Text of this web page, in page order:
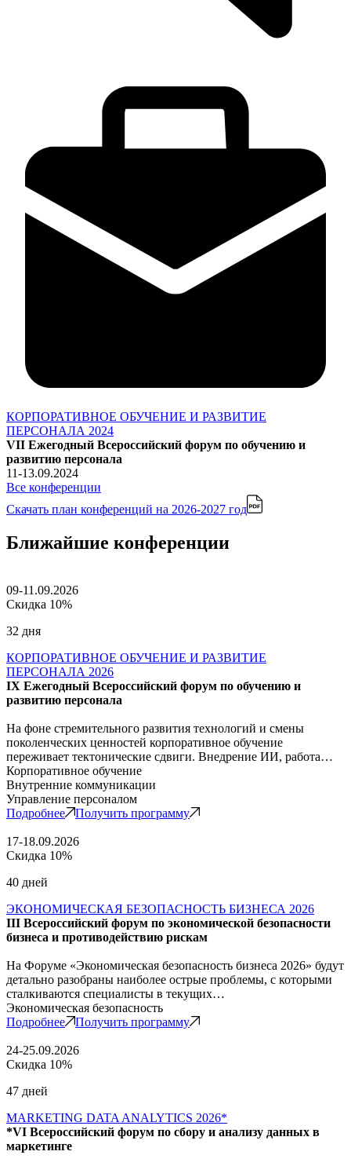
КОРПОРАТИВНОЕ ОБУЧЕНИЕ И РАЗВИТИЕ
ПЕРСОНАЛА 2024
VII Ежегодный Всероссийский форум по обучению и
развитию персонала
11-13.09.2024
Все конференции
Скачать план конференций на 2026-2027 год
Ближайшие конференции
09-11.09.2026
Скидка 10%
32 дня
КОРПОРАТИВНОЕ ОБУЧЕНИЕ И РАЗВИТИЕ
ПЕРСОНАЛА 2026
IX Ежегодный Всероссийский форум по обучению и
развитию персонала
На фоне стремительного развития технологий и смены
поколенческих ценностей корпоративное обучение
переживает тектонические сдвиги. Внедрение ИИ, работа…
Корпоративное обучение
Внутренние коммуникации
Управление персоналом
Подробнее
Получить программу
17-18.09.2026
Скидка 10%
40 дней
ЭКОНОМИЧЕСКАЯ БЕЗОПАСНОСТЬ БИЗНЕСА 2026
III Всероссийский форум по экономической безопасности
бизнеса и противодействию рискам
На Форуме «Экономическая безопасность бизнеса 2026» будут
детально разобраны наиболее острые проблемы, с которыми
сталкиваются специалисты в текущих…
Экономическая безопасность
Подробнее
Получить программу
24-25.09.2026
Скидка 10%
47 дней
MARKETING DATA ANALYTICS 2026*
*VI Всероссийский форум по сбору и анализу данных в
маркетинге